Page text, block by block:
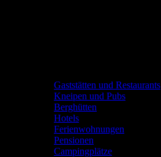
Gaststätten und Restaurants
Kneipen und Pubs
Berghütten
Hotels
Ferienwohnungen
Pensionen
Campingplätze